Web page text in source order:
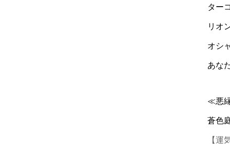
ター
リオ
オシ
あな
≪悪
蒼色
【